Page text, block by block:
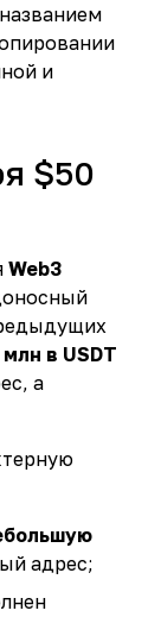
и
$50
Web3
в USDT
а
адрес;